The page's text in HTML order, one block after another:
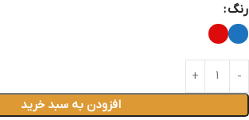
رنگ
افزودن به سبد خرید